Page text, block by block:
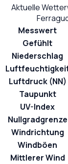
Aktuelle
Messwert
Gefühlt
Niederschlag
Luftdruck (NN)
Taupunkt
UV-Index
Nullgradgrenze
Windrichtung
Windböen
Mittlerer Wind